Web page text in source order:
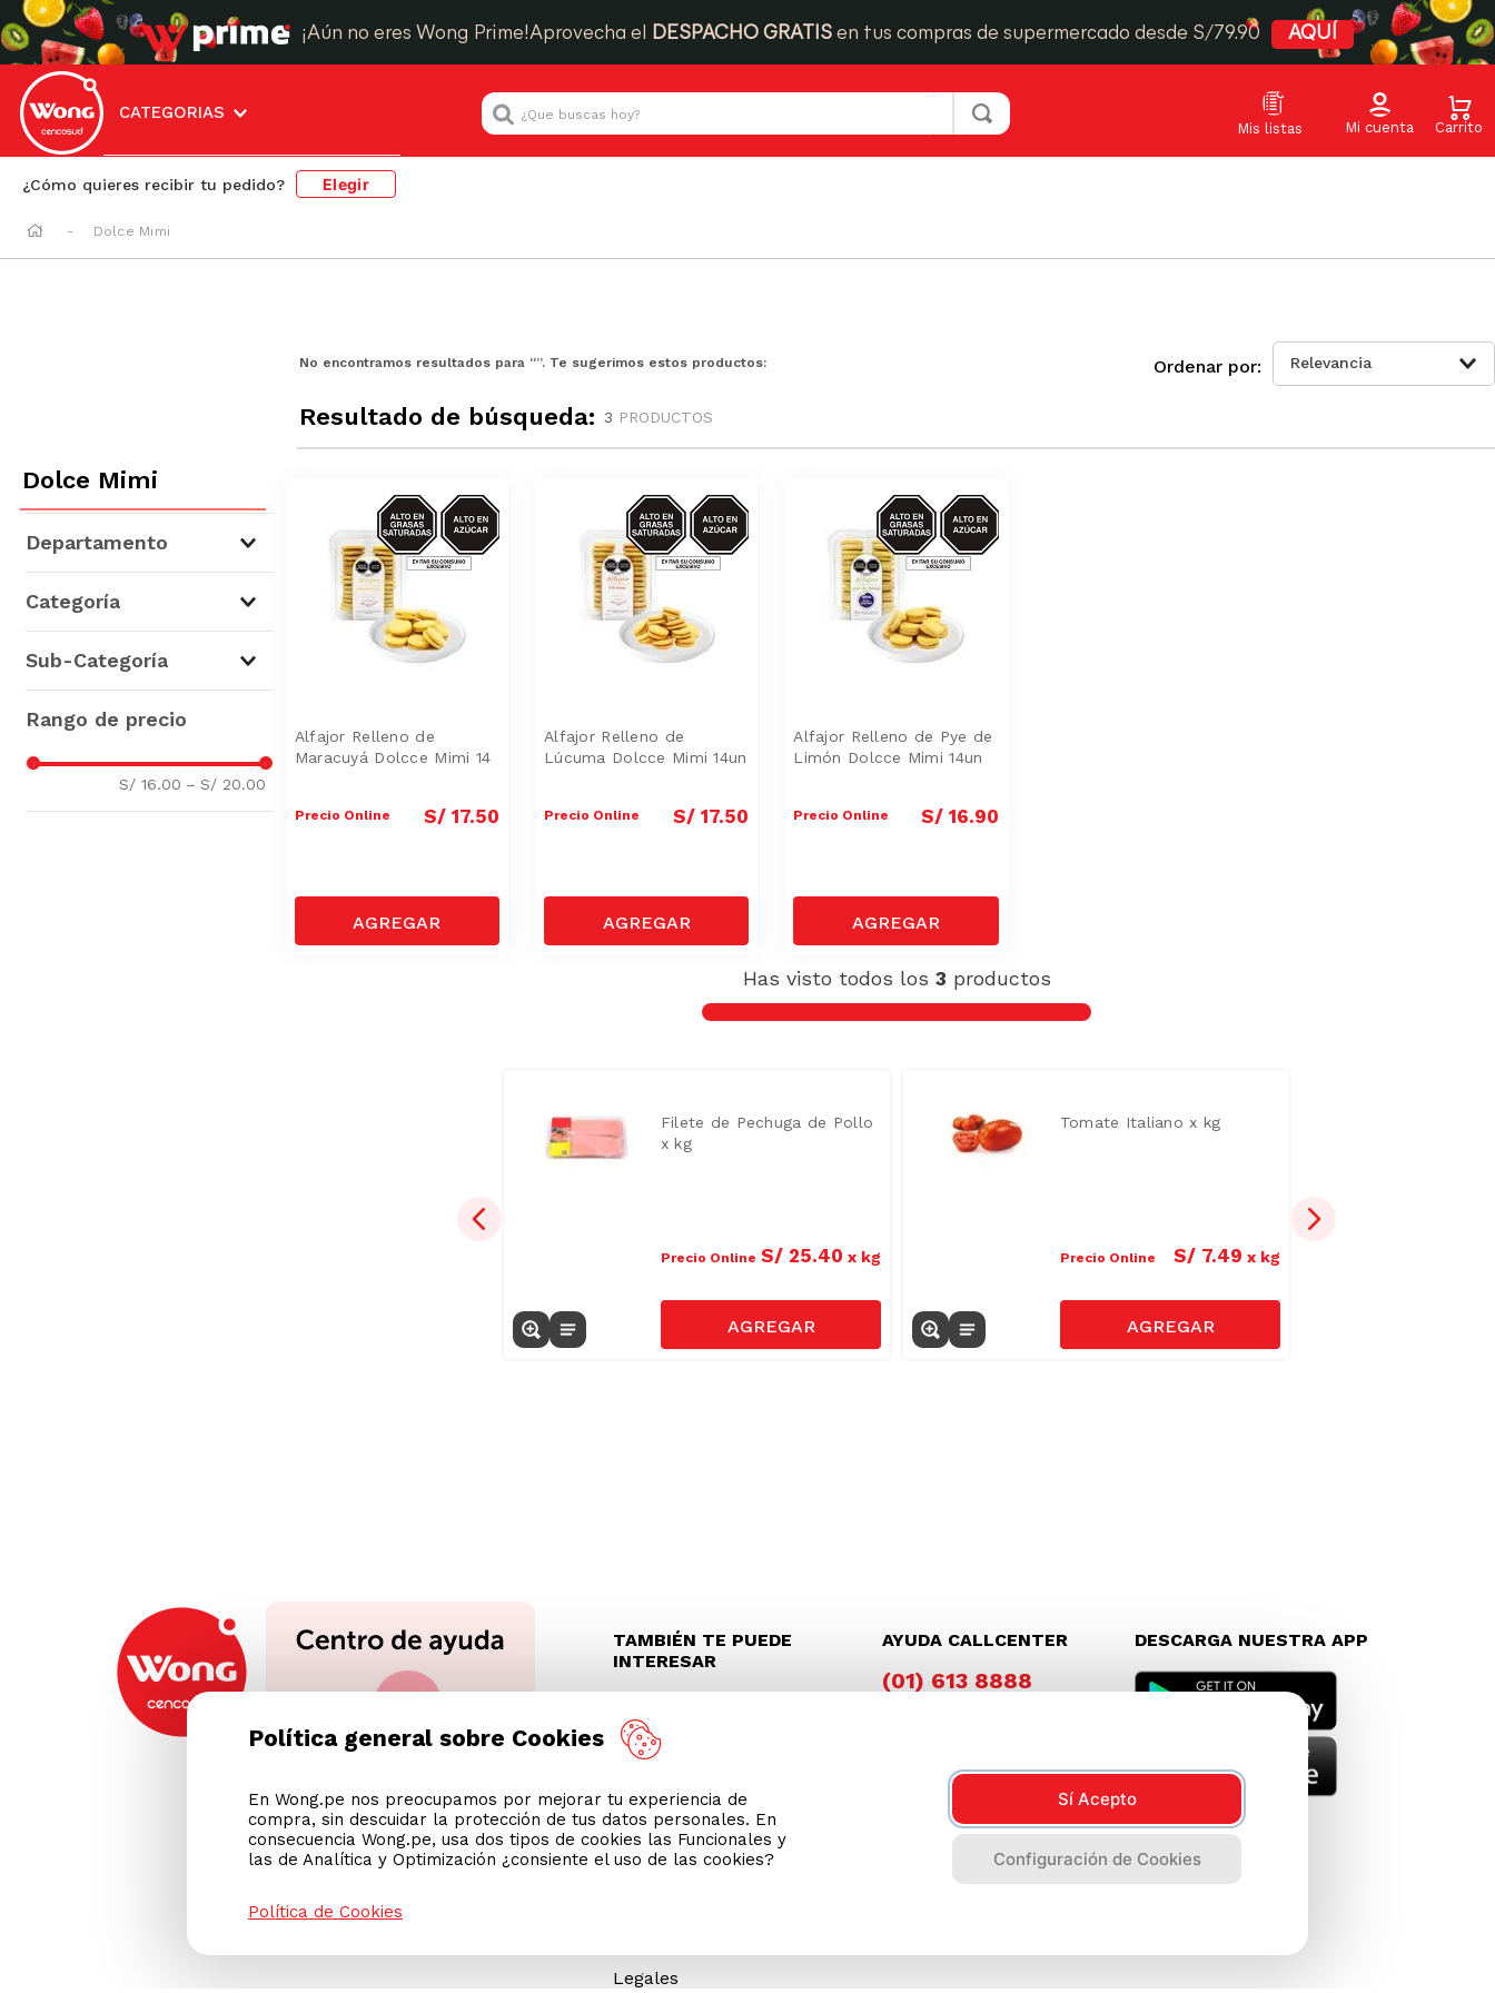
¡Aún no eres Wong Prime!Aprovecha el DESPACHO GRATIS en tus compras de supermercado desde S/79.90 AQUÍ
CATEGORIAS
¿Que buscas hoy?
¿Cómo quieres recibir tu pedido? Elegir
Dolce Mimi
No encontramos resultados para “”. Te sugerimos estos productos:
Resultado de búsqueda: 3 PRODUCTOS
Relevancia
Dolce Mimi
Departamento
Categoría
Sub-Categoría
(3)
S/ 16.00 – S/ 20.00
AZUCAR/GRASAS-
SAT
Alfajor Relleno de
Maracuyá Dolcce Mimi 14
Precio Online S/ 17.50
AZUCAR/GRASAS-
SAT
Alfajor Relleno de
Lúcuma Dolcce Mimi 14un
Precio Online S/ 17.50
AZUCAR/GRASAS-
SAT
Alfajor Relleno de Pye de
Limón Dolcce Mimi 14un
Precio Online S/ 16.90
Has visto todos los 3 productos
Filete de Pechuga de Pollo
x kg
Precio Online S/ 25.40 x kg
Tomate Italiano x kg
Precio Online S/ 7.49 x kg
TAMBIÉN TE PUEDE
INTERESAR
Gestión de residuos de
apartados eléctricos y
Ventas Corporativas
Memoria Cencosud
Legales
AYUDA CALLCENTER
(01) 613 8888
DESCARGA NUESTRA APP
Política general sobre Cookies
En Wong.pe nos preocupamos por mejorar tu experiencia de
compra, sin descuidar la protección de tus datos personales. En
consecuencia Wong.pe, usa dos tipos de cookies las Funcionales y
las de Analítica y Optimización ¿consiente el uso de las cookies?
Sí Acepto
Configuración de Cookies
Política de Cookies